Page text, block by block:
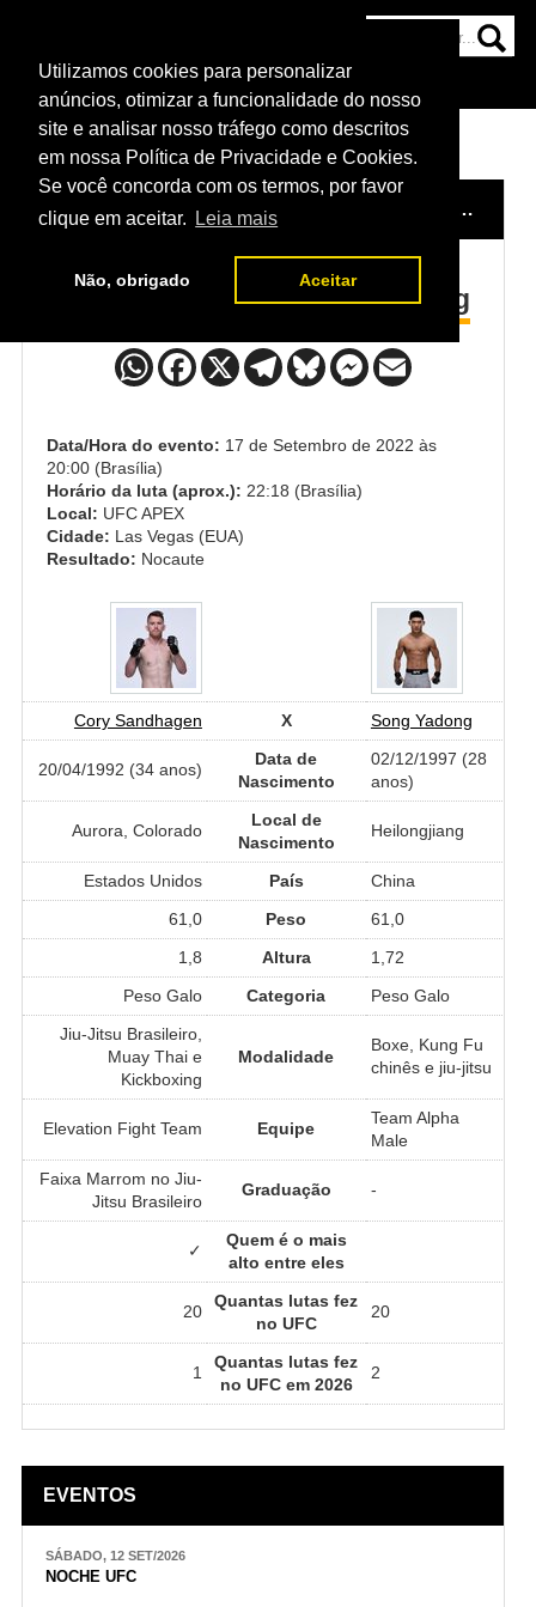
Utilizamos cookies para personalizar
anúncios, otimizar a funcionalidade do nosso
site e analisar nosso tráfego como descritos
em nossa Política de Privacidade e Cookies.
Se você concorda com os termos, por favor
clique em aceitar.
Leia mais
Não, obrigado Aceitar
NOTÍCIAS
HOME EVENTO / UFC SANDHAGEN X YADONG
Cory Sandhagen x Song Yadong
Data/Hora do evento: 17 de Setembro de 2022 às
20:00 (Brasília)
Horário da luta (aprox.): 22:18 (Brasília)
Local: UFC APEX
Cidade: Las Vegas (EUA)
Resultado: Nocaute
Cory Sandhagen X Song Yadong
20/04/1992 (34 anos)
Data de
Nascimento
02/12/1997 (28
anos)
Aurora, Colorado
Local de
Nascimento
Heilongjiang
Estados Unidos País
China
61,0
Peso
61,0
1,8
Altura
1,72
Peso Galo
Categoria
Peso Galo
Jiu-Jitsu Brasileiro,
Muay Thai e
Kickboxing
Modalidade
Boxe, Kung Fu
chinês e jiu-jitsu
Elevation Fight Team Equipe
Team Alpha
Male
Faixa Marrom no Jiu-
Jitsu Brasileiro
Graduação -
✓
Quem é o mais
alto entre eles
20
Quantas lutas fez
no UFC
20
1
Quantas lutas fez
no UFC em 2026
2
EVENTOS
SÁBADO, 12 SET/2026
NOCHE UFC